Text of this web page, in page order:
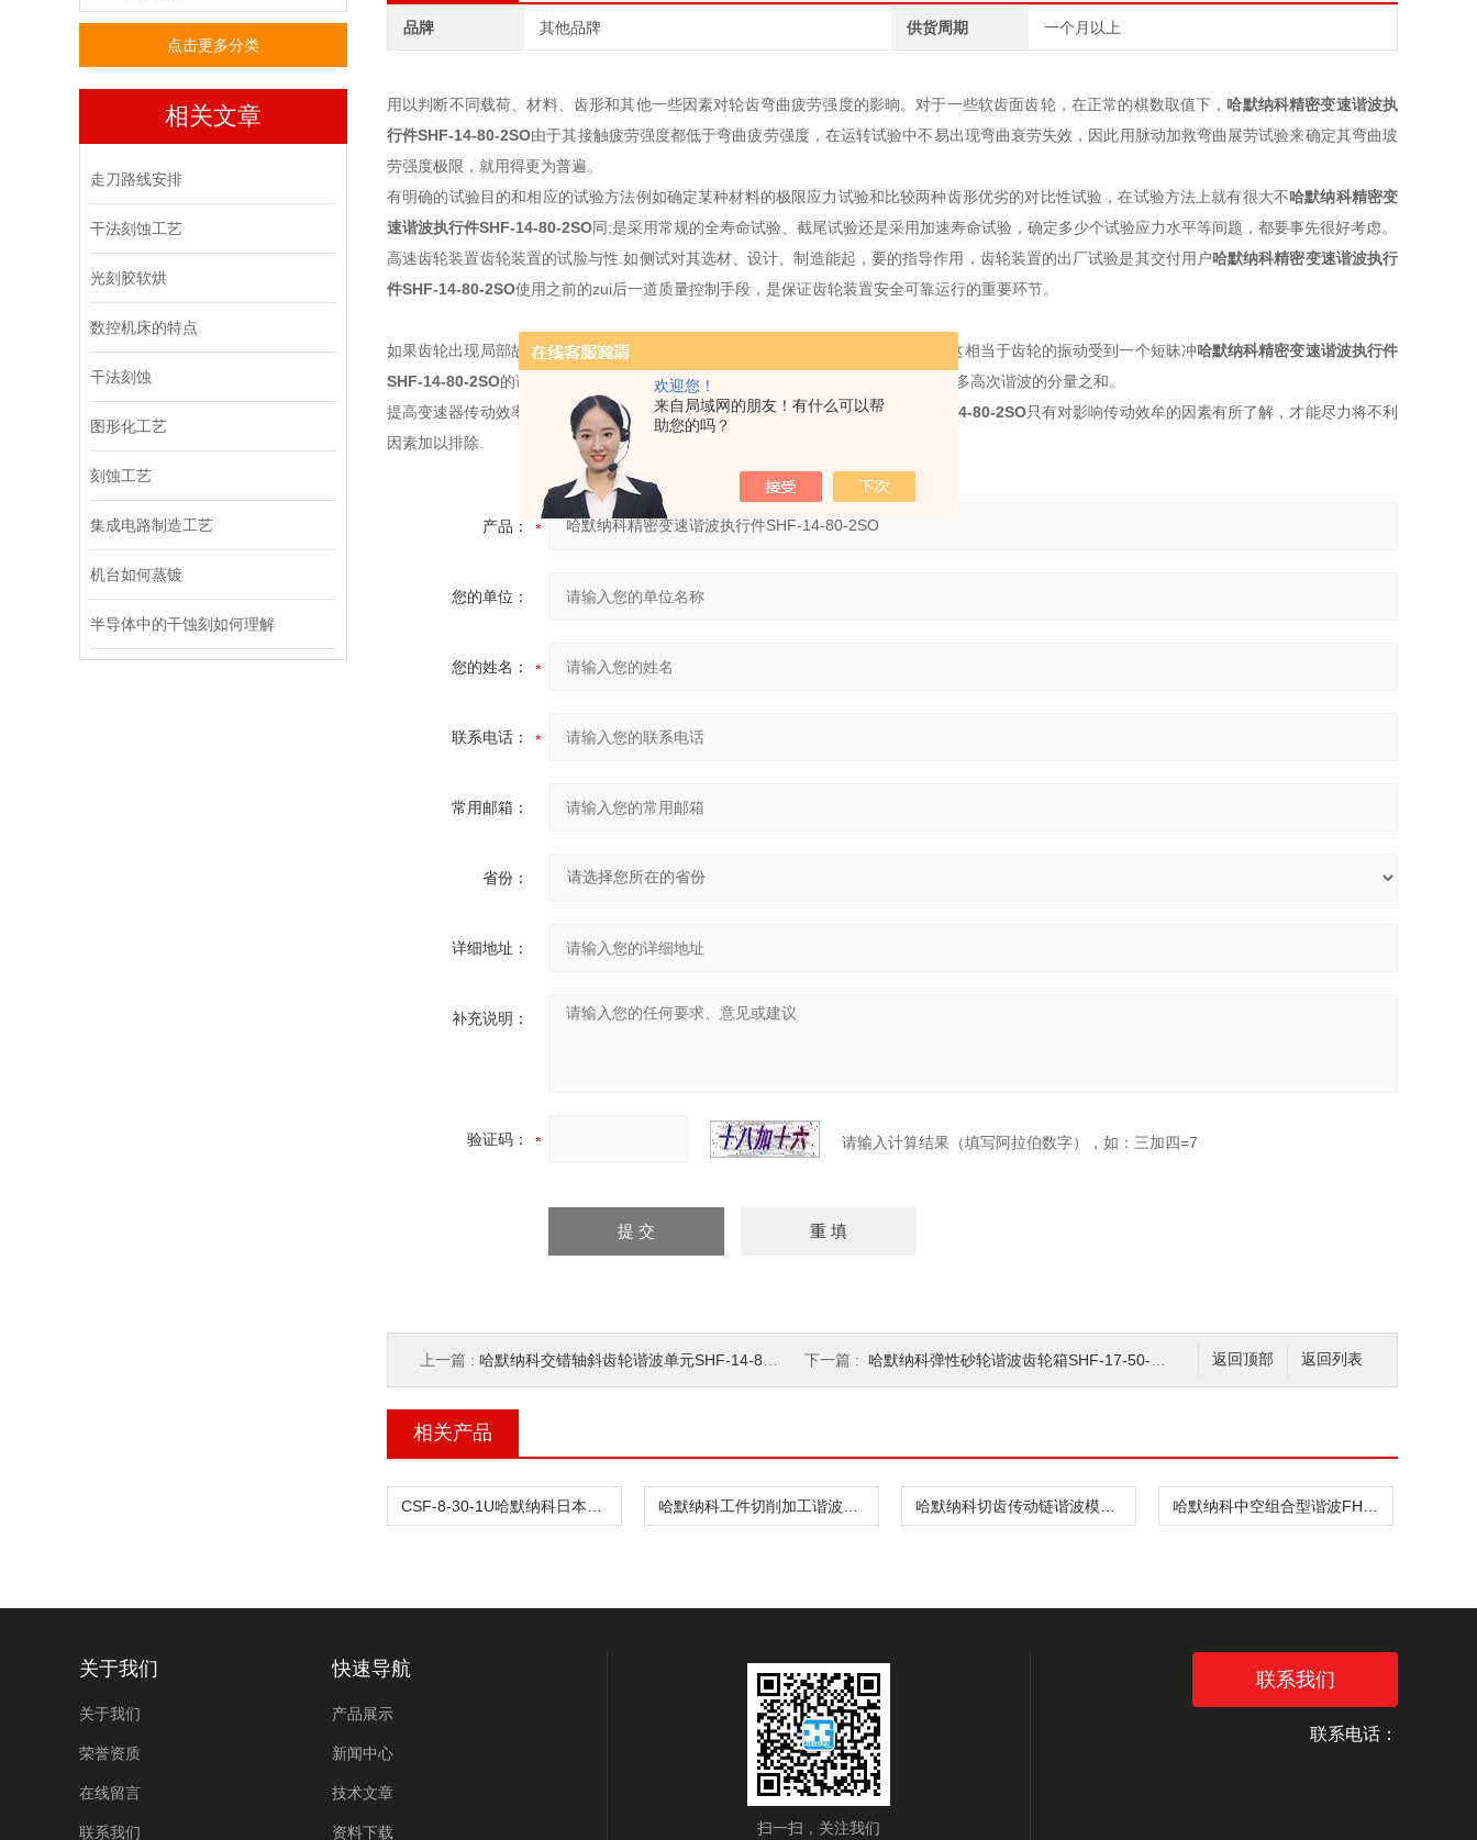
欢迎您！
来自局域网的朋友！有什么可以帮
助您的吗？
点击更多分类
相关文章
走刀路线安排
干法刻蚀工艺
光刻胶软烘
数控机床的特点
干法刻蚀
图形化工艺
刻蚀工艺
集成电路制造工艺
机台如何蒸镀
半导体中的干蚀刻如何理解
品牌 其他品牌 供货周期 一个月以上
用以判断不同载荷、材料、齿形和其他一些因素对轮齿弯曲疲劳强度的影晌。对于一些软齿面齿轮，在正常的棋数取值下，哈默纳科精密变速谐波执
行件SHF-14-80-2SO由于其接触疲劳强度都低于弯曲疲劳强度，在运转试验中不易出现弯曲衰劳失效，因此用脉动加救弯曲展劳试验来确定其弯曲玻
劳强度极限，就用得更为普遍。
有明确的试验目的和相应的试验方法例如确定某种材料的极限应力试验和比较两种齿形优劣的对比性试验，在试验方法上就有很大不哈默纳科精密变
速谐波执行件SHF-14-80-2SO同;是采用常规的全寿命试验、截尾试验还是采用加速寿命试验，确定多少个试验应力水平等间题，都要事先很好考虑。
高速齿轮装置齿轮装置的试脸与性.如侧试对其选材、设计、制造能起，要的指导作用，齿轮装置的出厂试验是其交付用户哈默纳科精密变速谐波执行
件SHF-14-80-2SO使用之前的zui后一道质量控制手段，是保证齿轮装置安全可靠运行的重要环节。
如果齿轮出现局部故障，如断齿等.这 时齿轮每旋转一周，故降点将产生一次冲击，这相当于齿轮的振动受到一个短昧冲哈默纳科精密变速谐波执行件
SHF-14-80-2SO的调制。短脉冲以齿轮旋 转一周为周期，由于短脉冲可以分解为许多高次谐波的分量之和。
提高变速器传动效率，实质上是一个节能问题，哈默纳科精密变速谐波执行件 SHF-14-80-2SO只有对影响传动效牟的因素有所了解，才能尽力将不利
因素加以排除.
产品：
您的单位：
您的姓名：
联系电话：
常用邮箱：
省份：
详细地址：
补充说明：
验证码： 请输入计算结果（填写阿拉伯数字），如：三加四=7
返回列表
返回顶部
上一篇 : 哈默纳科交错轴斜齿轮谐波单元SHF-14-80-2A 下一篇 : 哈默纳科弹性砂轮谐波齿轮箱SHF-17-50-2UH
相关产品
关于我们
关于我们
荣誉资质
在线留言
联系我们
快速导航
产品展示
新闻中心
技术文章
资料下载 扫一扫，关注我们
联系我们
联系电话：